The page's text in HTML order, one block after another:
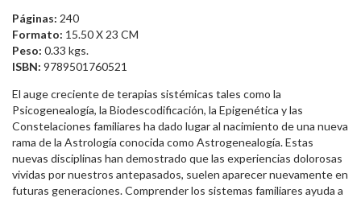
Páginas: 240
Formato: 15.50 X 23 CM
Peso: 0.33 kgs.
ISBN: 9789501760521
El auge creciente de terapias sistémicas tales como la
Psicogenealogía, la Biodescodificación, la Epigenética y las
Constelaciones familiares ha dado lugar al nacimiento de una nueva
rama de la Astrología conocida como Astrogenealogía. Estas
nuevas disciplinas han demostrado que las experiencias dolorosas
vividas por nuestros antepasados, suelen aparecer nuevamente en
futuras generaciones. Comprender los sistemas familiares ayuda a